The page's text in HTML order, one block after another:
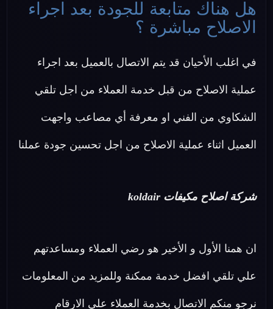
هل هناك متابعة للجودة بعد اجراء
الاصلاح مباشرة ؟
في اغلب الأحيان قد يتم الاتصال بالعميل بعد اجراء
عملية الاصلاح من قبل خدمة العملاء من اجل تلقي
الشكاوي من الفني او معرفة أي مصاعب واجهت
العميل اثناء عملية الاصلاح من اجل تحسين جودة عملنا
شركة اصلاح مكيفات koldair
ان همنا الأول و الأخير هو رضي العملاء ومساعدتهم
علي تلقي افضل خدمة ممكنة وللمزيد من المعلومات
نرجو منكم الاتصال بخدمة العملاء علي الارقام